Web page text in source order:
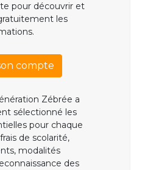
pour découvrir et
les
compte
Zébrée a
sélectionné les
pour chaque
de scolarité,
modalités
des